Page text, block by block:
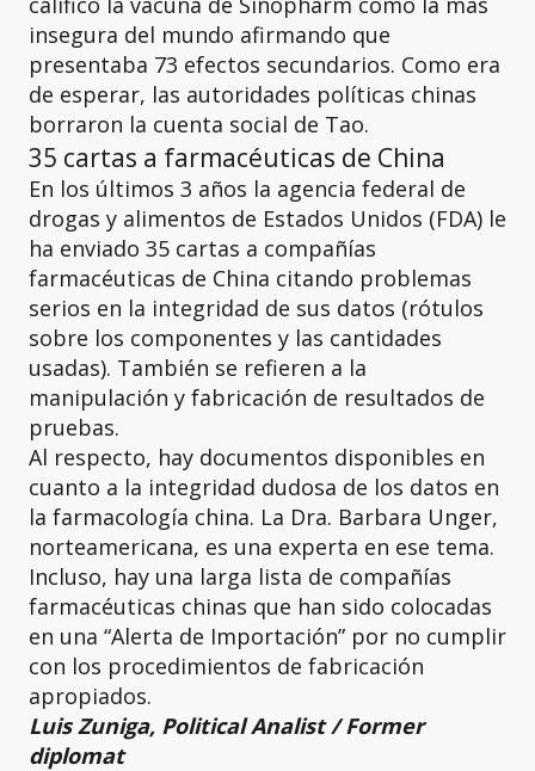
insegura del mundo afirmando que
presentaba 73 efectos secundarios. Como era
de esperar, las autoridades políticas chinas
borraron la cuenta social de Tao.
35 cartas a farmacéuticas de China
En los últimos 3 años la agencia federal de
drogas y alimentos de Estados Unidos (FDA) le
ha enviado 35 cartas a compañías
farmacéuticas de China citando problemas
serios en la integridad de sus datos (rótulos
sobre los componentes y las cantidades
usadas). También se refieren a la
manipulación y fabricación de resultados de
pruebas.
Al respecto, hay documentos disponibles en
cuanto a la integridad dudosa de los datos en
la farmacología china. La Dra. Barbara Unger,
norteamericana, es una experta en ese tema.
Incluso, hay una larga lista de compañías
farmacéuticas chinas que han sido colocadas
en una “Alerta de Importación” por no cumplir
con los procedimientos de fabricación
apropiados.
Luis Zuniga, Political Analist / Former
diplomat